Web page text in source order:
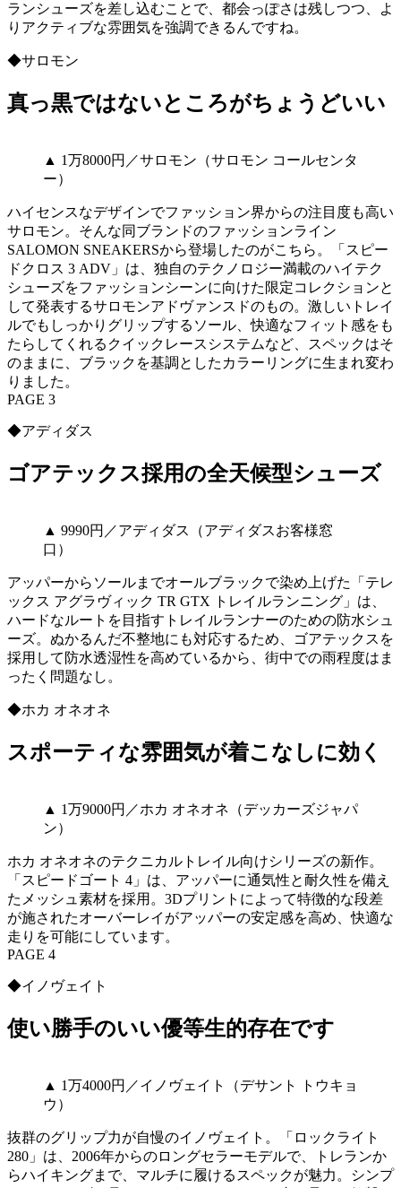
ランシューズを差し込むことで、都会っぽさは残しつつ、よ
りアクティブな雰囲気を強調できるんですね。
◆サロモン
真っ黒ではないところがちょうどいい
▲ 1万8000円／サロモン（サロモン コールセンタ
ー）
ハイセンスなデザインでファッション界からの注目度も高い
サロモン。そんな同ブランドのファッションライン
SALOMON SNEAKERSから登場したのがこちら。「スピー
ドクロス 3 ADV」は、独自のテクノロジー満載のハイテク
シューズをファッションシーンに向けた限定コレクションと
して発表するサロモンアドヴァンスドのもの。激しいトレイ
ルでもしっかりグリップするソール、快適なフィット感をも
たらしてくれるクイックレースシステムなど、スペックはそ
のままに、ブラックを基調としたカラーリングに生まれ変わ
りました。
PAGE 3
◆アディダス
ゴアテックス採用の全天候型シューズ
▲ 9990円／アディダス（アディダスお客様窓
口）
アッパーからソールまでオールブラックで染め上げた「テレ
ックス アグラヴィック TR GTX トレイルランニング」は、
ハードなルートを目指すトレイルランナーのための防水シュ
ーズ。ぬかるんだ不整地にも対応するため、ゴアテックスを
採用して防水透湿性を高めているから、街中での雨程度はま
ったく問題なし。
◆ホカ オネオネ
スポーティな雰囲気が着こなしに効く
▲ 1万9000円／ホカ オネオネ（デッカーズジャパ
ン）
ホカ オネオネのテクニカルトレイル向けシリーズの新作。
「スピードゴート 4」は、アッパーに通気性と耐久性を備え
たメッシュ素材を採用。3Dプリントによって特徴的な段差
が施されたオーバーレイがアッパーの安定感を高め、快適な
走りを可能にしています。
PAGE 4
◆イノヴェイト
使い勝手のいい優等生的存在です
▲ 1万4000円／イノヴェイト（デサント トウキョ
ウ）
抜群のグリップ力が自慢のイノヴェイト。「ロックライト
280」は、2006年からのロングセラーモデルで、トレランか
らハイキングまで、マルチに履けるスペックが魅力。シンプ